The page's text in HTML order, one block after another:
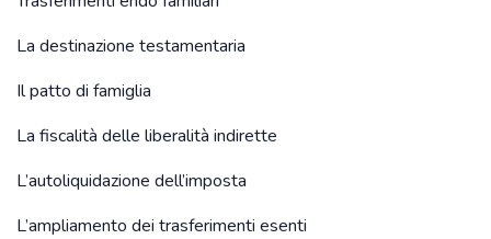
La destinazione testamentaria
Il patto di famiglia
La fiscalità delle liberalità indirette
L’autoliquidazione dell’imposta
L’ampliamento dei trasferimenti esenti